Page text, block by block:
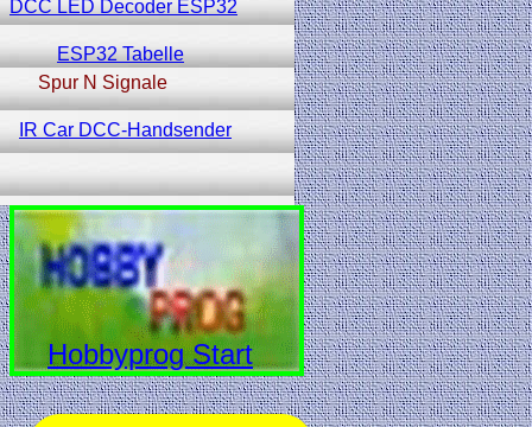
DCC LED Decoder ESP32
ESP32 Tabelle
Spur N Signale
IR Car DCC-Handsender
Hobbyprog Start